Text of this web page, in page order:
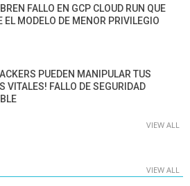
FALLO EN GCP CLOUD RUN QUE
EL MODELO DE MENOR PRIVILEGIO
PUEDEN MANIPULAR TUS
VITALES! FALLO DE SEGURIDAD
VIEW ALL
VIEW ALL